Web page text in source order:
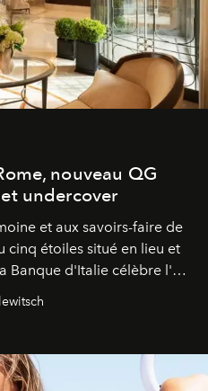
nouveau QG
undercover
et aux savoirs-faire de
cinq étoiles situé en lieu et
Banque d'Italie célèbre l'art
élégance intemporelle.